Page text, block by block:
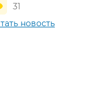
31
новость